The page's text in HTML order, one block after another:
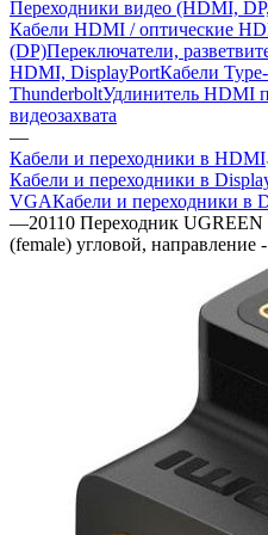
Переходники видео (HDMI,
Кабели HDMI / оптические
(DP)Переключатели,
HDMI, DisplayPortКабели
ThunderboltУдлинитель HDMI
видеозахвата
—
Кабели и переходники в HDMI
Кабели и переходники в
VGAКабели и переходники в
—20110 Переходник
(female) угловой, направление